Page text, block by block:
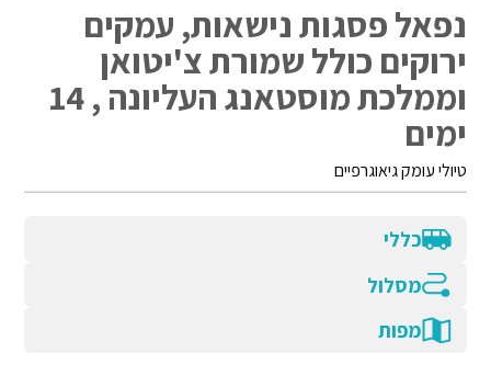
נפאל פסגות נישאות, עמקים
ירוקים כולל שמורת צ'יטואן
וממלכת מוסטאנג העליונה , 14
ימים
טיולי עומק גיאוגרפיים
כללי
מסלול
מפות